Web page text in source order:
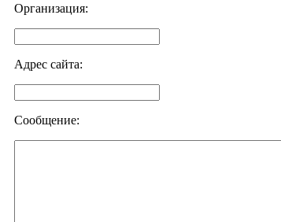
Организация:
Адрес сайта:
Сообщение: